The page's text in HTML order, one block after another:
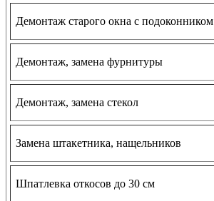
Демонтаж старого окна с подоконником
Демонтаж, замена фурнитуры
Демонтаж, замена стекол
Замена штакетника, нащельников
Шпатлевка откосов до 30 см